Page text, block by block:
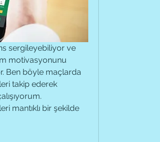
sergileyebiliyor ve
motivasyonunu
takip ederek
mantıklı bir şekilde